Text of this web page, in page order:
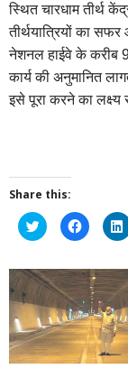
स्थित चारधाम तीर्थ
तीर्थयात्रियों का
नेशनल हाईवे के करीब
कार्य की अनुमानित
इसे पूरा करने का लक्ष्य
Share this:
Click
to
share
Twitter
(Opens
in
new
window)
Click
to
share
(Opens
in
new
window)